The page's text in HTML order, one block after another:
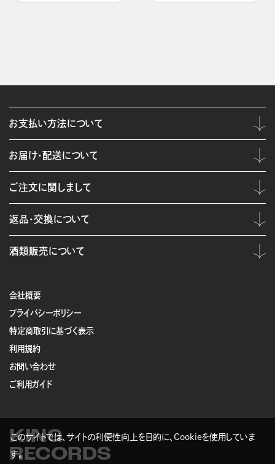
会社概要
プライバシーポリシー
特定商取引に基づく表示
利用規約
お問い合わせ
ご利用ガイド
KING
RECORDS
お支払い方法について
お届け・配送について
ご注文に関しまして
返品・交換について
酒類販売について
このサイトでは、サイトの利便性向上を目的に、Cookieを使用していま
す。